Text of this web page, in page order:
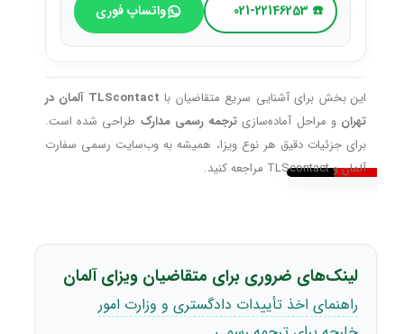
☎️ 021-22146253 واتساپ فوری
این بخش برای آشنایی سریع متقاضیان با
TLScontact آلمان در
تهران و مراحل آماده‌سازی ترجمه رسمی مدارک طراحی شده است.
برای جزئیات دقیق هر نوع ویزا، همیشه به وب‌سایت رسمی سفارت
آلمان و TLScontact مراجعه کنید.
لینک‌های ضروری برای متقاضیان ویزای آلمان
راهنمای اخذ تأییدات دادگستری و وزارت امور